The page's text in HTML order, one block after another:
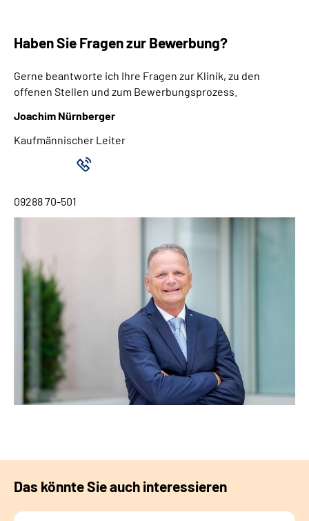
Haben Sie Fragen zur Bewerbung?
Gerne beantworte ich Ihre Fragen zur Klinik, zu den
offenen Stellen und zum Bewerbungsprozess.
Joachim Nürnberger
Kaufmännischer Leiter
09288 70-501
Das könnte Sie auch interessieren